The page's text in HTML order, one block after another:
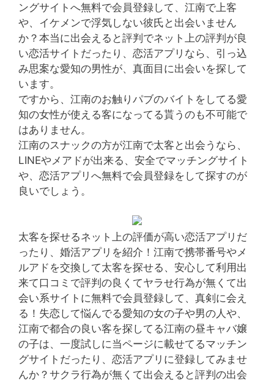
ングサイトへ無料で会員登録して、江南で上客
や、イケメンで浮気しない彼氏と出会いません
か？本当に出会えると評判でネット上の評判が良
い恋活サイトだったり、恋活アプリなら、引っ込
み思案な愛知の男性が、真面目に出会いを探して
います。
ですから、江南のお触りパブのバイトをしてる愛
知の女性が使える客になってる貰うのも不可能で
はありません。
江南のスナックの方が江南で太客と出会うなら、
LINEやメアドが出来る、安全でマッチングサイト
や、恋活アプリへ無料で会員登録をして探すのが
良いでしょう。
太客を探せるネット上の評価が高い恋活アプリだ
ったり、婚活アプリを紹介！江南で携帯番号やメ
ルアドを交換して太客を探せる、安心して利用出
来て口コミで評判の良くてヤラせ行為が無くて出
会い系サイトに無料で会員登録して、真剣に会え
る！失恋して悩んでる愛知の女の子や男の人や、
江南で都合の良い客を探してる江南の昼キャバ嬢
の子は、一度試しに当ページに載せてるマッチン
グサイトだったり、恋活アプリに登録してみませ
んか？サクラ行為が無くて出会えると評判の出会